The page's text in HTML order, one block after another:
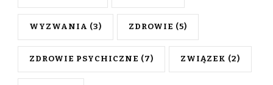
WYZWANIA (3) ZDROWIE (5)
ZDROWIE PSYCHICZNE (7) ZWIĄZEK (2)